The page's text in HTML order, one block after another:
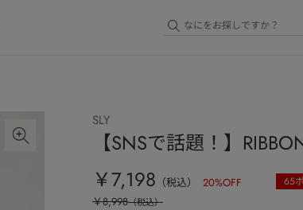
SLY
【SNSで話題！】
￥7,198 （税込） 20%OFF 65
￥8,998（税込）